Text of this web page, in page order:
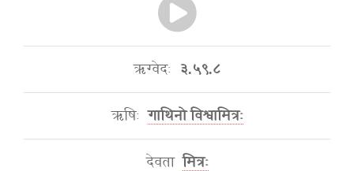
ऋग्वेदः ३.५९.८
ऋषिः गाथिनो विश्वामित्रः
देवता मित्रः